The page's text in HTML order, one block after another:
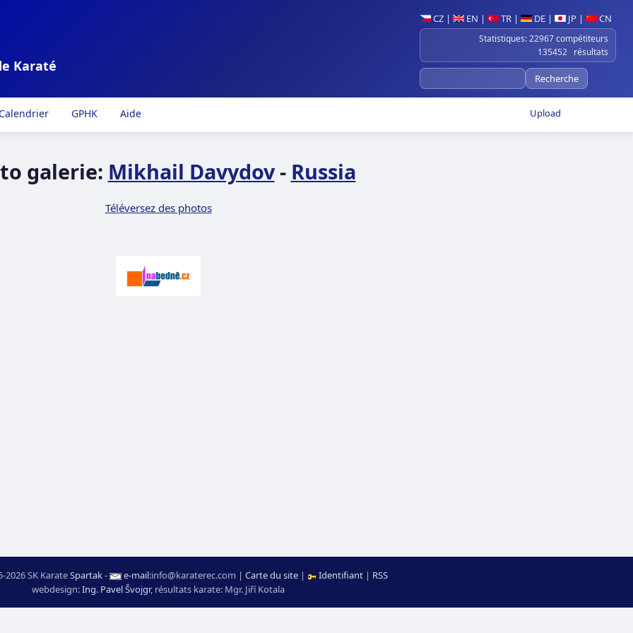
CZ | EN | TR | DE | JP | CN
Statistiques: 22967 compétiteurs
135452 résultats
Karaté
Upload
Calendrier GPHK Aide
galerie: Mikhail Davydov- Russia
Téléversez des photos
SK KarateSpartak- e-mail:moc.ceretarak@ofni | Carte du site | Identifiant | RSS
webdesign:Ing. Pavel Švojgr, résultats karate: Mgr. Jiří Kotala